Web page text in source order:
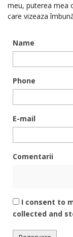
meu, puterea mea
care vizeaza
Name
Phone
E-mail
Comentarii
I consent to
collected and